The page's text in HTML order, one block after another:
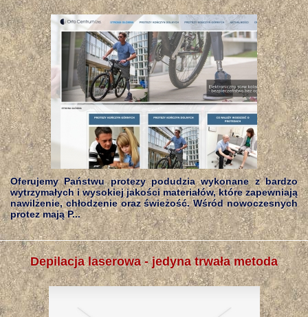
Oferujemy Państwu protezy podudzia wykonane z bardzo
wytrzymałych i wysokiej jakości materiałów, które zapewniają
nawilżenie, chłodzenie oraz świeżość. Wśród nowoczesnych
protez mają P...
Depilacja laserowa - jedyna trwała metoda